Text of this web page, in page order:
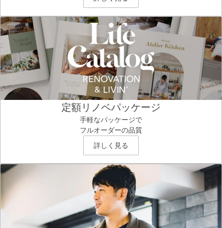
定額リノベパッケージ
手軽なパッケージで
フルオーダーの品質
詳しく見る